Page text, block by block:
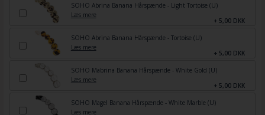
SOHO Abrina Banana Hårspænde - Light Tortoise (U)
Læs mere
+ 5,00 DKK
SOHO Abrina Banana Hårspænde - Tortoise (U)
Læs mere
+ 5,00 DKK
SOHO Mabrina Banana Hårspænde - White Gold (U)
Læs mere
+ 5,00 DKK
SOHO Magel Banana Hårspænde - White Marble (U)
Læs mere